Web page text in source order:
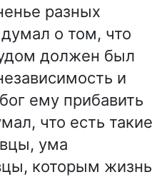
разных
о том, что
должен был
и
ему прибавить
что есть такие
ума
которым жизнь